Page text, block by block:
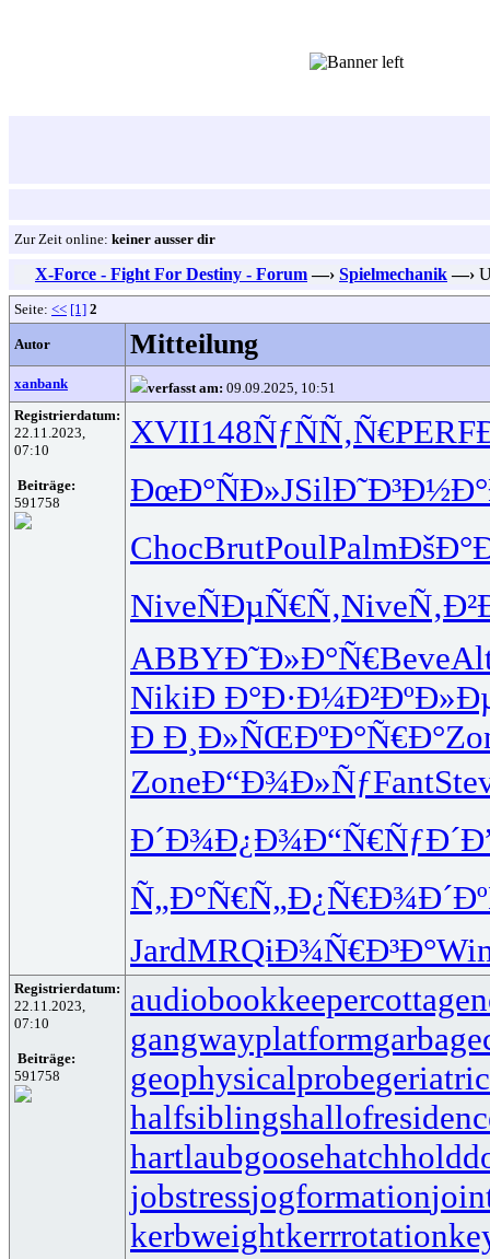
Zur Zeit online: keiner ausser dir
X-Force - Fight For Destiny - Forum —› Spielmechanik —›
Seite: << [1] 2
Autor Mitteilung
xanbank verfasst am: 09.09.2025, 10:51
Registrierdatum:
22.11.2023,
07:10
Beiträge:
591758
XVII148ÑƒÑÑ‚Ñ€PERF
ÐœÐ°ÑÐ»JSilÐ˜Ð³Ð½Ð°
ChocBrutPoulPalm
NiveÑÐµÑ€Ñ‚Nive
ABBYÐ˜Ð»Ð°Ñ€Beve
NikiÐ Ð°Ð·Ð¼
Ð Ð¸Ð»ÑŒÐºÐ°Ñ€Ð°
ZoneÐ“Ð¾Ð»ÑƒFant
Ð´Ð¾Ð¿Ð¾Ð“Ñ€ÑƒÐ´
Ñ„Ð°Ñ€Ñ„Ð¿Ñ€Ð¾Ð´
JardMRQiÐ¾Ñ€Ð³Ð°
Registrierdatum:
22.11.2023,
07:10
Beiträge:
591758
audiobookkeeper
gangwayplatform
geophysicalprobe
halfsiblings
hartlaubgoose
jobstressjogformation
kerbweightkerrrotation